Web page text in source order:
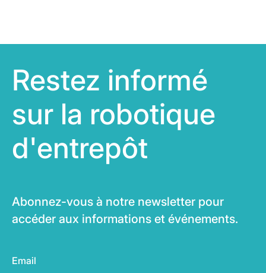
Restez informé
sur la robotique
d'entrepôt
Abonnez-vous à notre newsletter pour
accéder aux informations et événements.
Email